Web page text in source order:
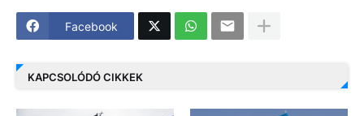
Facebook
KAPCSOLÓDÓ CIKKEK